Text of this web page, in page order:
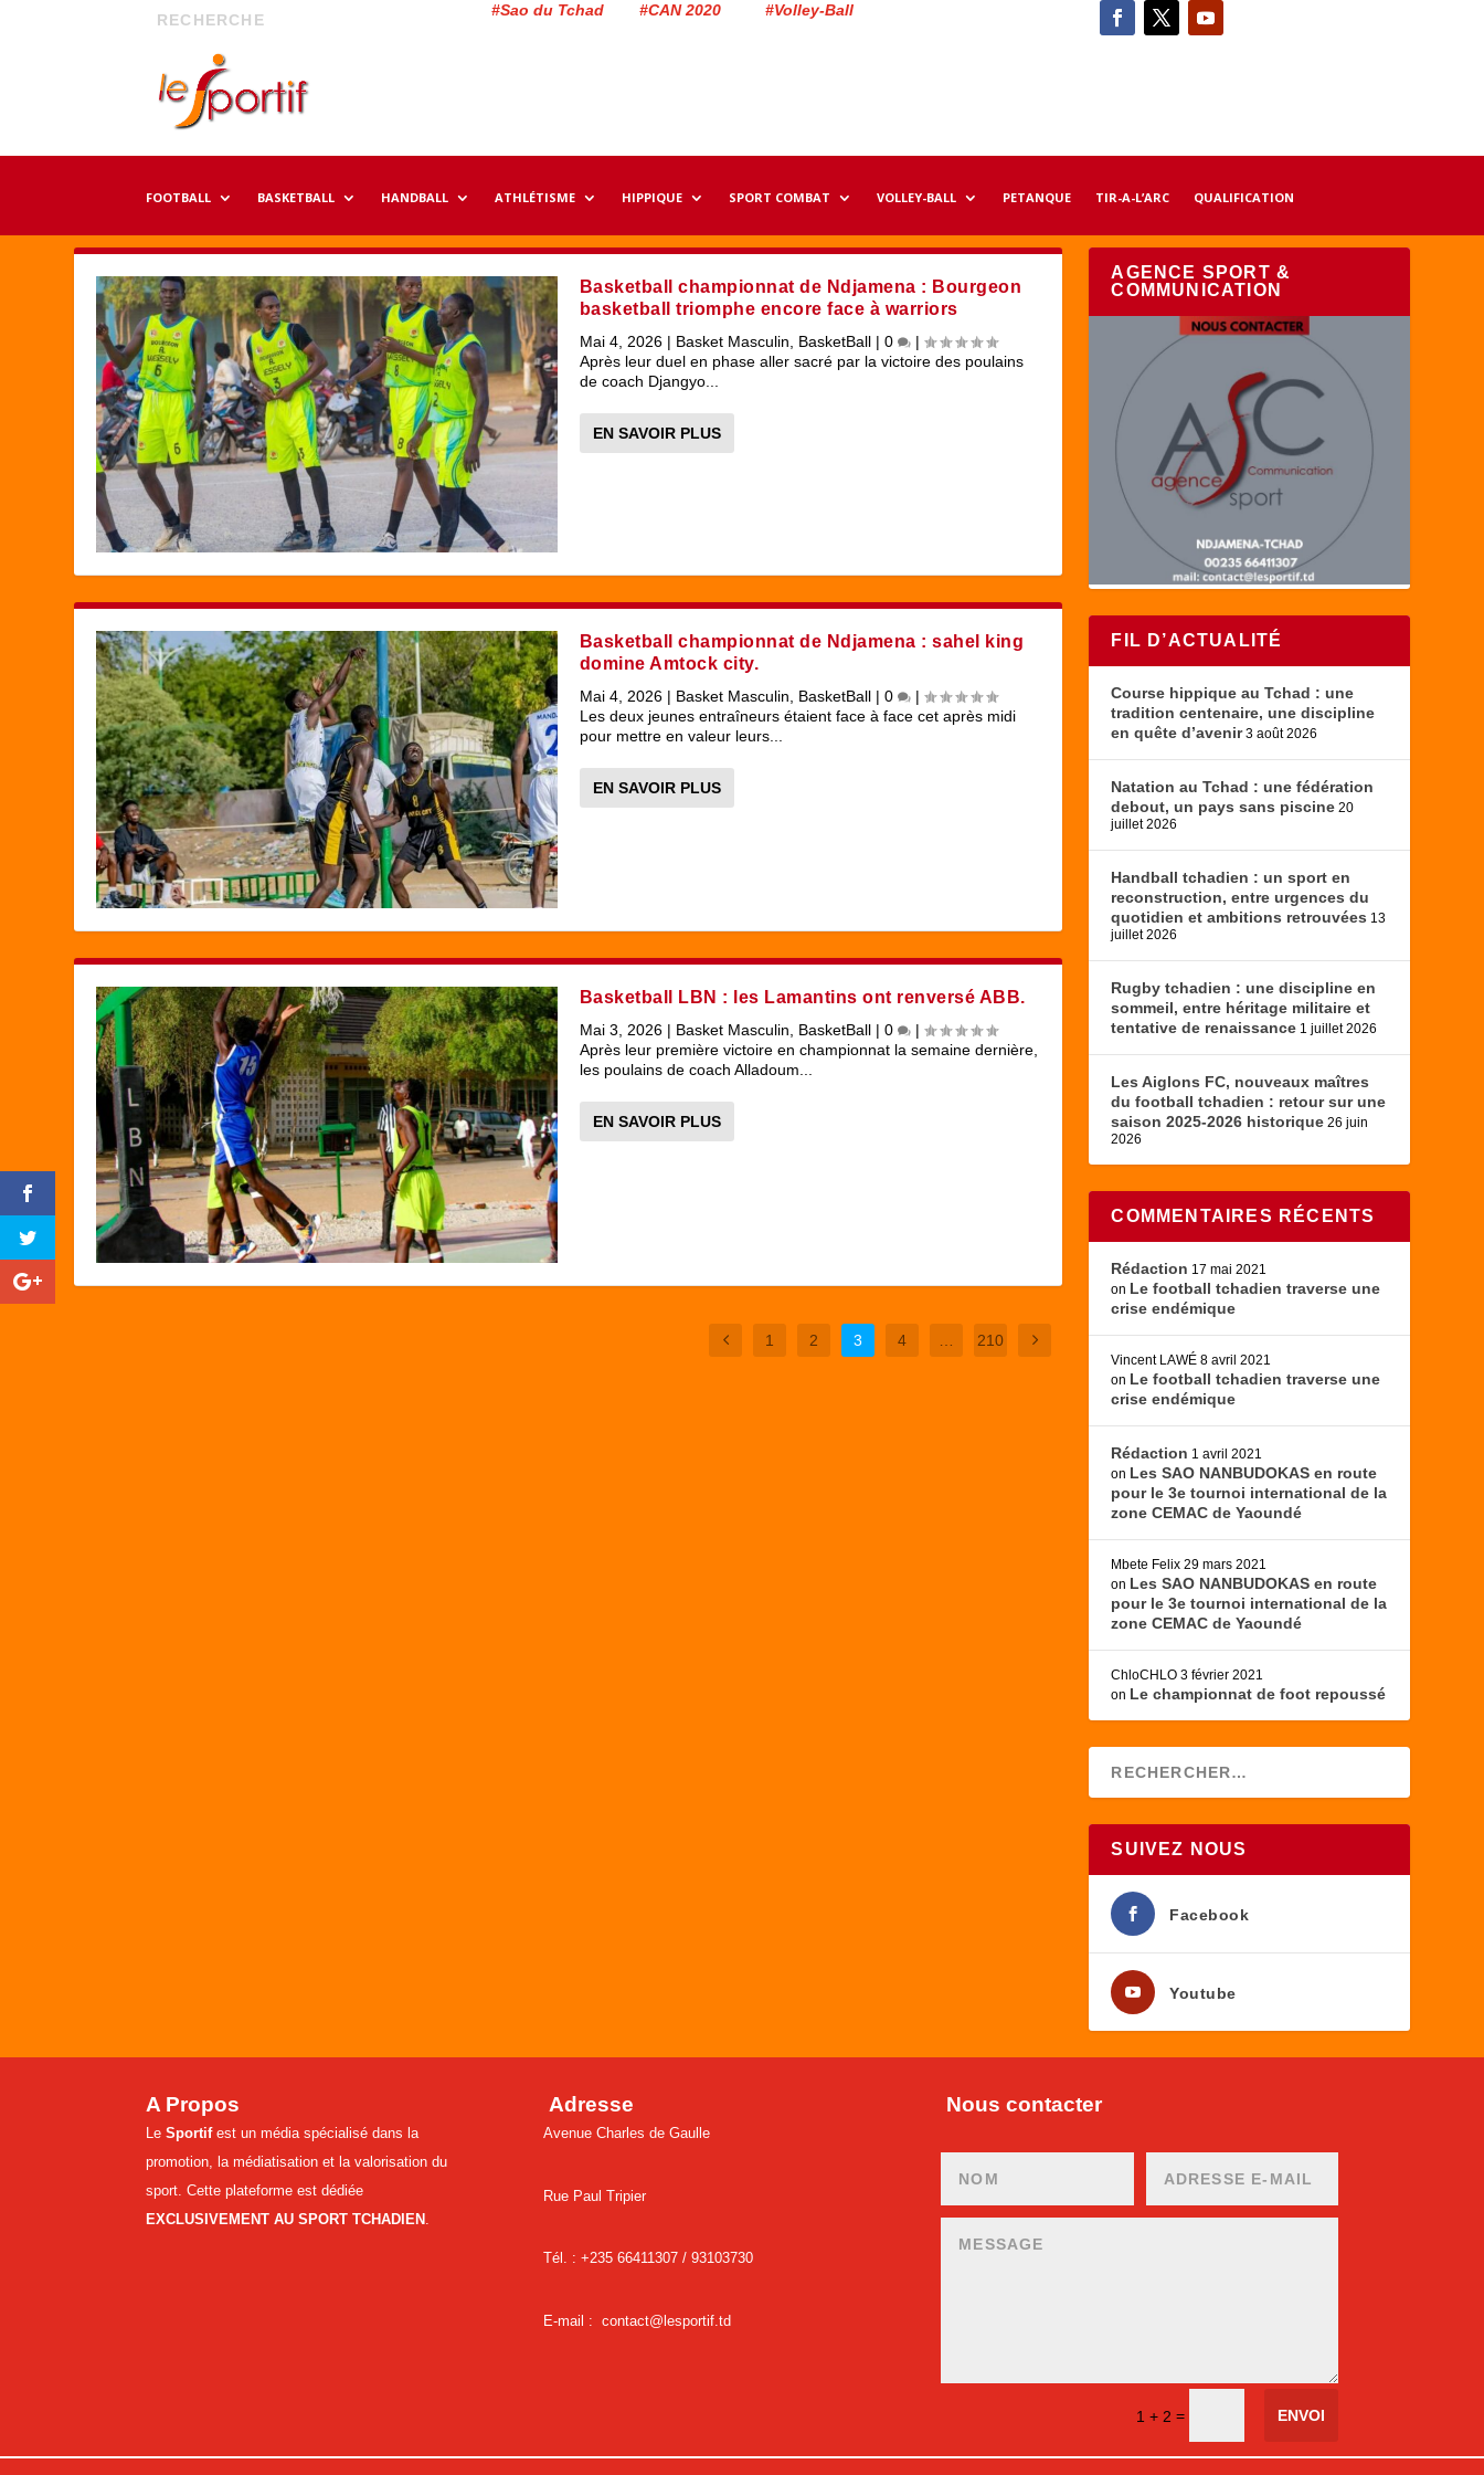
#Sao du Tchad #CAN 2020 #Volley-Ball
FOOTBALL BASKETBALL HANDBALL ATHLÉTISME HIPPIQUE SPORT COMBAT VOLLEY-BALL PETANQUE TIR-A-L’ARC QUALIFICATION
Basketball championnat de Ndjamena : Bourgeon
basketball triomphe encore face à warriors
Mai 4, 2026| Basket Masculin BasketBall| 0
|
Après leur duel en phase aller sacré par la victoire des poulains
de coach Djangyo...
EN SAVOIR PLUS
Basketball championnat de Ndjamena : sahel king
domine Amtock city.
Mai 4, 2026| Basket Masculin, BasketBall| 0
|
Les deux jeunes entraîneurs étaient face à face cet après midi
pour mettre en valeur leurs...
EN SAVOIR PLUS
Basketball LBN : les Lamantins ont renversé ABB.
Mai 3, 2026| Basket Masculin BasketBall| 0
|
Après leur première victoire en championnat la semaine dernière,
les poulains de coach Alladoum...
EN SAVOIR PLUS
1 2 3 4 … 210
AGENCE SPORT &
COMMUNICATION
FIL D’ACTUALITÉ
Course hippique au Tchad : une
tradition centenaire, une discipline
en quête d’avenir 3 août 2026
Natation au Tchad : une fédération
debout, un pays sans piscine 20
juillet 2026
Handball tchadien : un sport en
reconstruction, entre urgences du
quotidien et ambitions retrouvées 13
juillet 2026
Rugby tchadien : une discipline en
sommeil, entre héritage militaire et
tentative de renaissance 1 juillet 2026
Les Aiglons FC, nouveaux maîtres
du football tchadien : retour sur une
saison 2025-2026 historique 26 juin
2026
COMMENTAIRES RÉCENTS
Rédaction 17 mai 2021
on Le football tchadien traverse une
crise endémique
Vincent LAWÉ 8 avril 2021
on Le football tchadien traverse une
crise endémique
Rédaction 1 avril 2021
on Les SAO NANBUDOKAS en route
pour le 3e tournoi international de la
zone CEMAC de Yaoundé
Mbete Felix 29 mars 2021
on Les SAO NANBUDOKAS en route
pour le 3e tournoi international de la
zone CEMAC de Yaoundé
ChloCHLO 3 février 2021
on Le championnat de foot repoussé
SUIVEZ NOUS
Facebook
Youtube
A Propos
Le Sportifest un média spécialisé dans la
promotion, la médiatisation et la valorisation du
sport. Cette plateforme est dédiée
EXCLUSIVEMENT AU SPORT TCHADIEN .
Adresse
Avenue Charles de Gaulle
Rue Paul Tripier
Tél. : +235 66411307 / 93103730
E-mail : contact@lesportif.td
Nous contacter
1 + 2 = ENVOI